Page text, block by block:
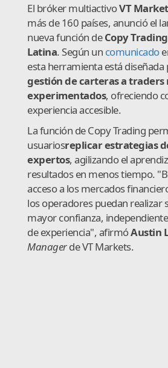
El bróker multiactivoVT
más de 160 países, anunció el
nueva función deCopy
Latina. Según un comunicado
esta herramienta está diseñada
gestión de carteras a traders
experimentados, ofreciendo
experiencia accesible.
La función de Copy Trading
usuariosreplicar estrategias
expertos, agilizando el
resultados en menos tiempo.
acceso a los mercados
los operadores puedan realizar
mayor confianza,
de experiencia", afirmóAustin
Managerde VT Markets.